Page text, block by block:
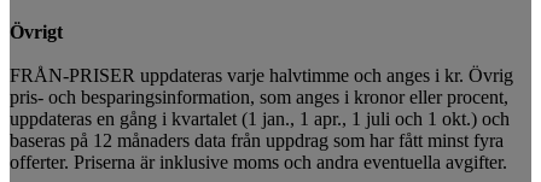
Övrigt
FRÅN-PRISER uppdateras varje halvtimme och anges i kr. Övrig
pris- och besparingsinformation, som anges i kronor eller procent,
uppdateras en gång i kvartalet (1 jan., 1 apr., 1 juli och 1 okt.) och
baseras på 12 månaders data från uppdrag som har fått minst fyra
offerter. Priserna är inklusive moms och andra eventuella avgifter.